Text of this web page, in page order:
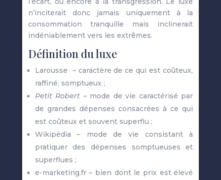
n’inciterait donc jamais uniquement à la
consommation tranquille mais inclinerait
indéniablement vers les extrêmes.
Définition du luxe
Larousse – caractère de ce qui est coûteux,
raffiné, somptueux ;
Petit Robert – mode de vie caractérisé par
de grandes dépenses consacrées à ce qui
est coûteux et souvent superflu ;
Wikipédia – mode de vie consistant à
pratiquer des dépenses somptueuses et
superflues ;
e-marketing.fr – bien dont le prix est élevé